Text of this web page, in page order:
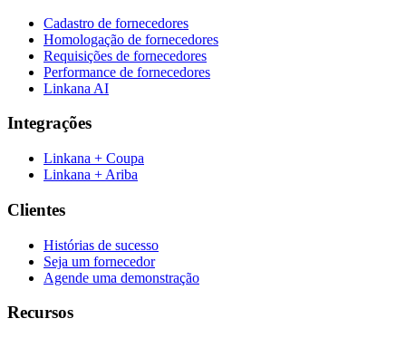
Cadastro de fornecedores
Homologação de fornecedores
Requisições de fornecedores
Performance de fornecedores
Linkana AI
Integrações
Linkana + Coupa
Linkana + Ariba
Clientes
Histórias de sucesso
Seja um fornecedor
Agende uma demonstração
Recursos